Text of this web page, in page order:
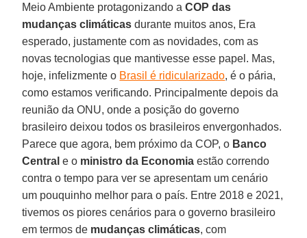
Meio Ambiente protagonizando aCOP das
mudanças climáticas durante muitos anos, Era
esperado, justamente com as novidades, com as
novas tecnologias que mantivesse esse papel. Mas,
hoje, infelizmente o Brasil é ridicularizado, é o pária,
como estamos verificando. Principalmente depois da
reunião da ONU, onde a posição do governo
brasileiro deixou todos os brasileiros envergonhados.
Parece que agora, bem próximo da COP, o Banco
Central e o ministro da Economia estão correndo
contra o tempo para ver se apresentam um cenário
um pouquinho melhor para o país. Entre 2018 e 2021,
tivemos os piores cenários para o governo brasileiro
em termos de mudanças climáticas, com